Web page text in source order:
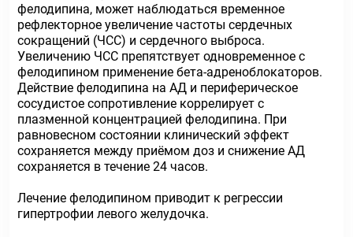
фелодипина, может наблюдаться временное
рефлекторное увеличение частоты сердечных
сокращений (ЧСС) и сердечного выброса.
Увеличению ЧСС препятствует одновременное с
фелодипином применение бета-адреноблокаторов.
Действие фелодипина на АД и периферическое
сосудистое сопротивление коррелирует с
плазменной концентрацией фелодипина. При
равновесном состоянии клинический эффект
сохраняется между приёмом доз и снижение АД
сохраняется в течение 24 часов.
Лечение фелодипином приводит к регрессии
гипертрофии левого желудочка.